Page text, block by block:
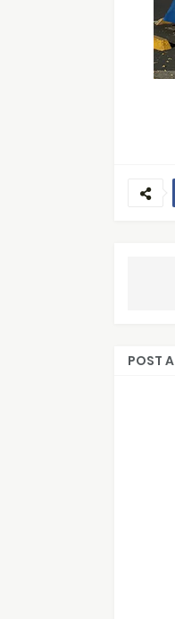
POST